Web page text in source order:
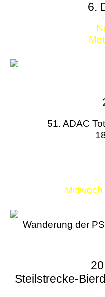
6.
51. ADAC
Wanderung der
Steilstrecke-